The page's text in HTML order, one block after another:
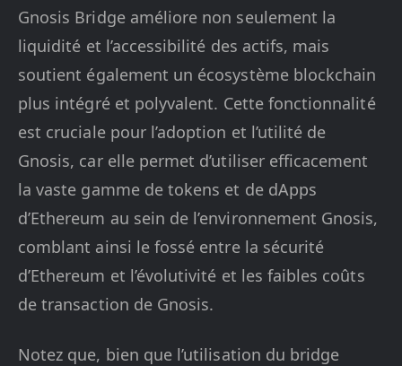
Gnosis Bridge améliore non seulement la
liquidité et l’accessibilité des actifs, mais
soutient également un écosystème blockchain
plus intégré et polyvalent. Cette fonctionnalité
est cruciale pour l’adoption et l’utilité de
Gnosis, car elle permet d’utiliser efficacement
la vaste gamme de tokens et de dApps
d’Ethereum au sein de l’environnement Gnosis,
comblant ainsi le fossé entre la sécurité
d’Ethereum et l’évolutivité et les faibles coûts
de transaction de Gnosis.
Notez que, bien que l’utilisation du bridge